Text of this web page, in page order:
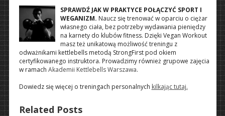
SPRAWDŹ JAK W PRAKTYCE POŁĄCZYĆ SPORT I
WEGANIZM. Naucz się trenować w oparciu o ciężar
własnego ciała, bez potrzeby wydawania pieniędzy
na karnety do klubów fitness. Dzięki Vegan Workout
masz też unikatową możliwość treningu z
odważnikami kettlebells metodą StrongFirst pod okiem
certyfikowanego instruktora. Prowadzimy również grupowe zajęcia
w ramach Akademii Kettlebells Warszawa.
Dowiedz się więcej o treningach personalnych kilkając tutaj.
Related Posts